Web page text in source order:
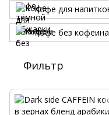
Кофе для
Кофе без
Фильтр